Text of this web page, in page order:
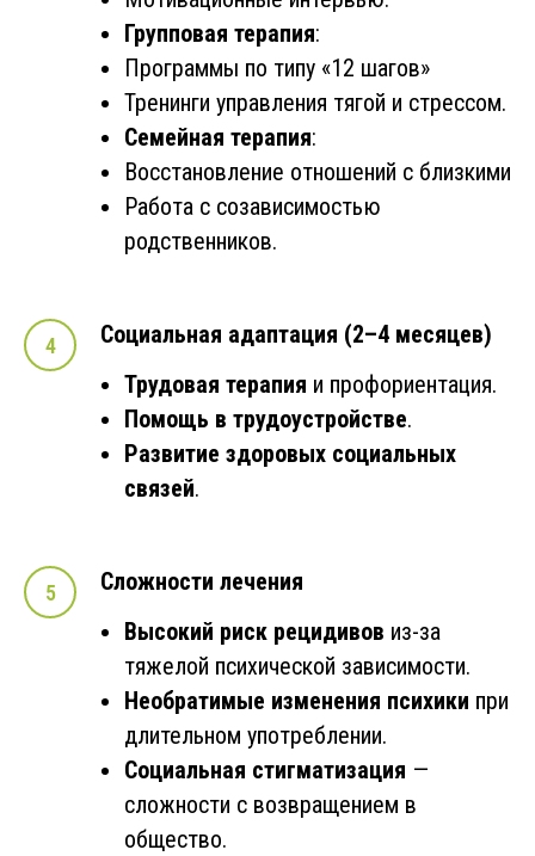
Групповая терапия:
Программы по типу «12 шагов»
Тренинги управления тягой и стрессом.
Семейная терапия:
Восстановление отношений с близкими
Работа с созависимостью
родственников.
Социальная адаптация (2–4 месяцев)
Трудовая терапия и профориентация.
Помощь в трудоустройстве.
Развитие здоровых социальных
связей.
Сложности лечения
Высокий риск рецидивов из-за
тяжелой психической зависимости.
Необратимые изменения психики при
длительном употреблении.
Социальная стигматизация —
сложности с возвращением в
общество.